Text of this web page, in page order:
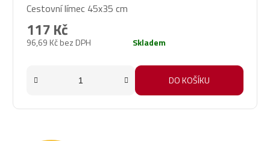
hodnocení
produktu
je
5,0
Cestovní límec 45x35 cm
96,69 Kč bez DPH
117 Kč
Skladem
DO KOŠÍKU